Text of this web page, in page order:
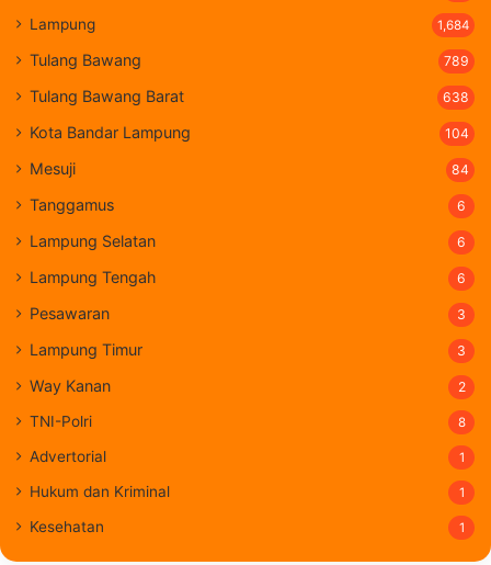
Lampung 1,684
Tulang Bawang 789
Tulang Bawang Barat 638
Kota Bandar Lampung 104
Mesuji 84
Tanggamus 6
Lampung Selatan 6
Lampung Tengah 6
Pesawaran 3
Lampung Timur 3
Way Kanan 2
TNI-Polri 8
Advertorial 1
Hukum dan Kriminal 1
Kesehatan 1